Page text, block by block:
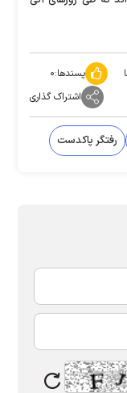
پسندها:۰
اشتراک گذاری
رفتگر پاکدست